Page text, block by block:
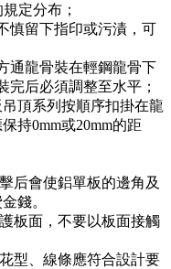
定分布；
留下指印或污漬，可
龍骨裝在輕鋼龍骨下
完后必須調整至水平；
頂系列按順序扣掛在龍
持0mm或20mm的距
會使鋁單板的邊角及
錢。
面，不要以板面接觸
、線條應符合設計要